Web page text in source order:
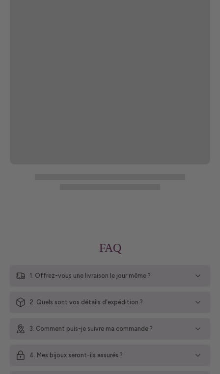
FAQ
1. Offrez-vous une livraison le jour même ?
2. Quels sont vos détails d'expédition ?
3. Comment puis-je suivre ma commande ?
4. Mes bijoux seront-ils assurés ?